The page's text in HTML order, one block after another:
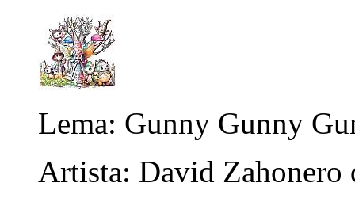
Lema: Gunny Gunny
Artista: David Zahonero